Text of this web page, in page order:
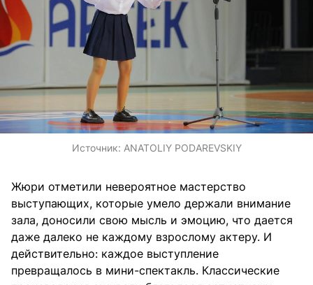
Источник: ANATOLIY PODAREVSKIY
Жюри отметили невероятное мастерство
выступающих, которые умело держали внимание
зала, доносили свою мысль и эмоцию, что дается
даже далеко не каждому взрослому актеру. И
действительно: каждое выступление
превращалось в мини-спектакль. Классические